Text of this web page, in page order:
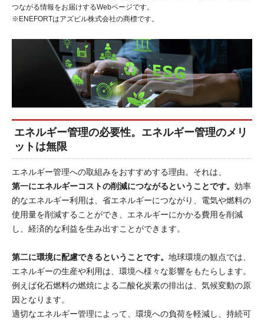
つながる情報をお届けするWebページです。
※ENEFORTはアズビル株式会社の商標です。
エネルギー管理の必要性。エネルギー管理のメリ
ットは無限
エネルギー管理への取組みをおすすめする理由。それは、
第一にエネルギーコストの削減につながるということです。 効率
的なエネルギー利用は、省エネルギーにつながり、電気や燃料の
使用量を削減することができ、エネルギーにかかる費用を削減
し、経済的な利益を生み出すことができます。
第二に環境に配慮できるということです。 地球環境の観点では、
エネルギーの生産や利用は、環境へ様々な影響をもたらします。
例えば化石燃料の燃焼による二酸化炭素の排出は、気候変動の原
因となります。
適切なエネルギー管理によって、環境への負荷を軽減し、持続可